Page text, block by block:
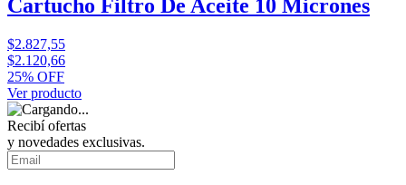
Cartucho Filtro De Aceite 10 Micrones
$2.827,55
$2.120,66
25% OFF
Ver producto
Recibí ofertas
y novedades exclusivas.